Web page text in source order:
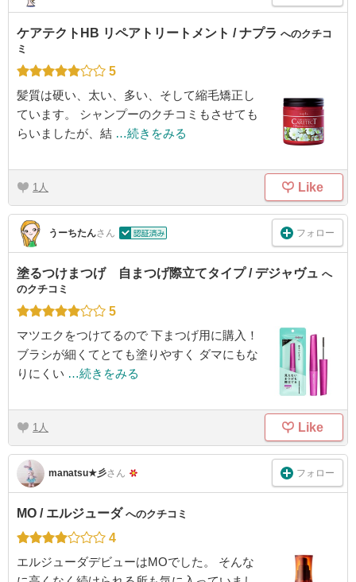
ケアテクトHB リペアトリートメント / ナプラ へのクチコ
ミ
5
髪質は硬い、太い、多い、そして縮毛矯正し
ています。 シャンプーのクチコミもさせても
らいましたが、結 …続きをみる
1 Like
うーちたんさん フォロー
塗るつけまつげ 自まつげ際立てタイプ / デジャヴュ へ
のクチコミ
5
マツエクをつけてるので 下まつげ用に購入！
ブラシが細くてとても塗りやすく ダマにもな
りにくい …続きをみる
1 Like
manatsu★彡さん フォロー
MO / エルジューダ へのクチコミ
4
エルジューダデビューはMOでした。 そんな